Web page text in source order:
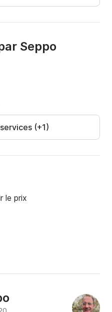
Seppo
(+1)
le prix